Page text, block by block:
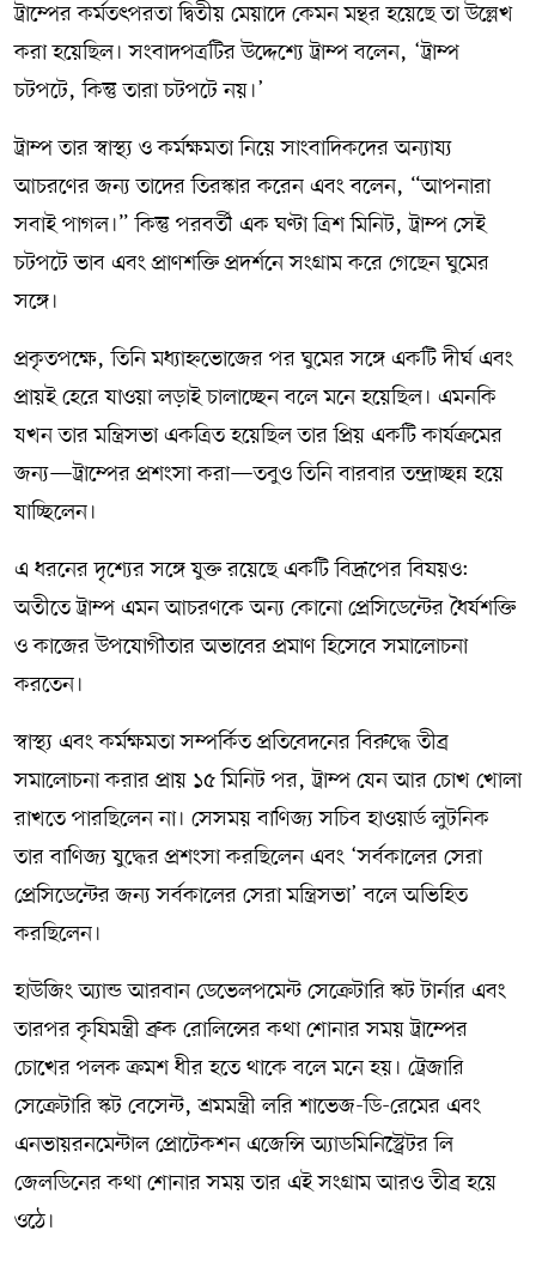
ট্রাম্পের কর্মতৎপরতা দ্বিতীয় মেয়াদে কেমন মন্থর হয়েছে তা উল্লেখ
করা হয়েছিল। সংবাদপত্রটির উদ্দেশ্যে ট্রাম্প বলেন, ‘ট্রাম্প
চটপটে, কিন্তু তারা চটপটে নয়।’
ট্রাম্প তার স্বাস্থ্য ও কর্মক্ষমতা নিয়ে সাংবাদিকদের অন্যায্য
আচরণের জন্য তাদের তিরস্কার করেন এবং বলেন, “আপনারা
সবাই পাগল।” কিন্তু পরবর্তী এক ঘণ্টা ত্রিশ মিনিট, ট্রাম্প সেই
চটপটে ভাব এবং প্রাণশক্তি প্রদর্শনে সংগ্রাম করে গেছেন ঘুমের
সঙ্গে।
প্রকৃতপক্ষে, তিনি মধ্যাহ্নভোজের পর ঘুমের সঙ্গে একটি দীর্ঘ এবং
প্রায়ই হেরে যাওয়া লড়াই চালাচ্ছেন বলে মনে হয়েছিল। এমনকি
যখন তার মন্ত্রিসভা একত্রিত হয়েছিল তার প্রিয় একটি কার্যক্রমের
জন্য—ট্রাম্পের প্রশংসা করা—তবুও তিনি বারবার তন্দ্রাচ্ছন্ন হয়ে
যাচ্ছিলেন।
এ ধরনের দৃশ্যের সঙ্গে যুক্ত রয়েছে একটি বিদ্রূপের বিষয়ও:
অতীতে ট্রাম্প এমন আচরণকে অন্য কোনো প্রেসিডেন্টের ধৈর্যশক্তি
ও কাজের উপযোগীতার অভাবের প্রমাণ হিসেবে সমালোচনা
করতেন।
স্বাস্থ্য এবং কর্মক্ষমতা সম্পর্কিত প্রতিবেদনের বিরুদ্ধে তীব্র
সমালোচনা করার প্রায় ১৫ মিনিট পর, ট্রাম্প যেন আর চোখ খোলা
রাখতে পারছিলেন না। সেসময় বাণিজ্য সচিব হাওয়ার্ড লুটনিক
তার বাণিজ্য যুদ্ধের প্রশংসা করছিলেন এবং ‘সর্বকালের সেরা
প্রেসিডেন্টের জন্য সর্বকালের সেরা মন্ত্রিসভা’ বলে অভিহিত
করছিলেন।
হাউজিং অ্যান্ড আরবান ডেভেলপমেন্ট সেক্রেটারি স্কট টার্নার এবং
তারপর কৃষিমন্ত্রী ব্রুক রোলিন্সের কথা শোনার সময় ট্রাম্পের
চোখের পলক ক্রমশ ধীর হতে থাকে বলে মনে হয়। ট্রেজারি
সেক্রেটারি স্কট বেসেন্ট, শ্রমমন্ত্রী লরি শাভেজ-ডি-রেমের এবং
এনভায়রনমেন্টাল প্রোটেকশন এজেন্সি অ্যাডমিনিস্ট্রেটর লি
জেলডিনের কথা শোনার সময় তার এই সংগ্রাম আরও তীব্র হয়ে
ওঠে।